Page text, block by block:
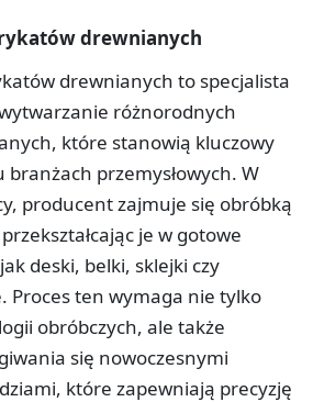
drewnianych
drewnianych to specjalista
różnorodnych
które stanowią kluczowy
przemysłowych. W
producent zajmuje się obróbką
je w gotowe
deski, belki, sklejki czy
Proces ten wymaga nie tylko
obróbczych, ale także
się nowoczesnymi
które zapewniają precyzję